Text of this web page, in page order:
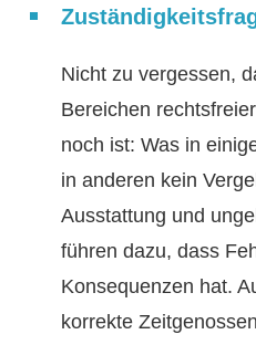
Nicht zu vergessen,
Bereichen
noch ist: Was in
in anderen kein
Ausstattung und
führen dazu, dass
Konsequenzen hat.
korrekte